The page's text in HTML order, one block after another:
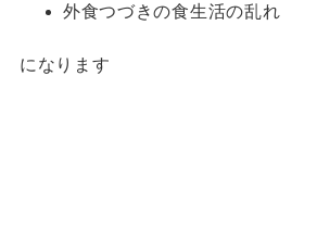
外食つづきの食生活の乱れ
になります